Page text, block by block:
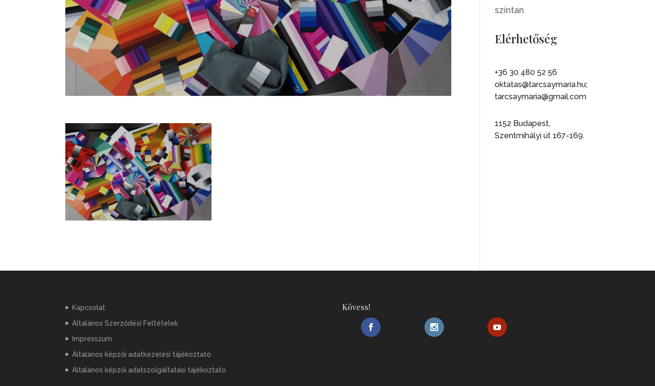
színtan
Elérhetőség
+36 30 480 52 56
oktatas@tarcsaymaria.hu;
tarcsaymaria@gmail.com
1152 Budapest,
Szentmihályi út 167-169.
Kapcsolat
Általános Szerződési Feltételek
Impresszum
Általános képzői adatkezelési tájékoztató
Általános képzői adatszolgáltatási tájékoztató
Kövess!